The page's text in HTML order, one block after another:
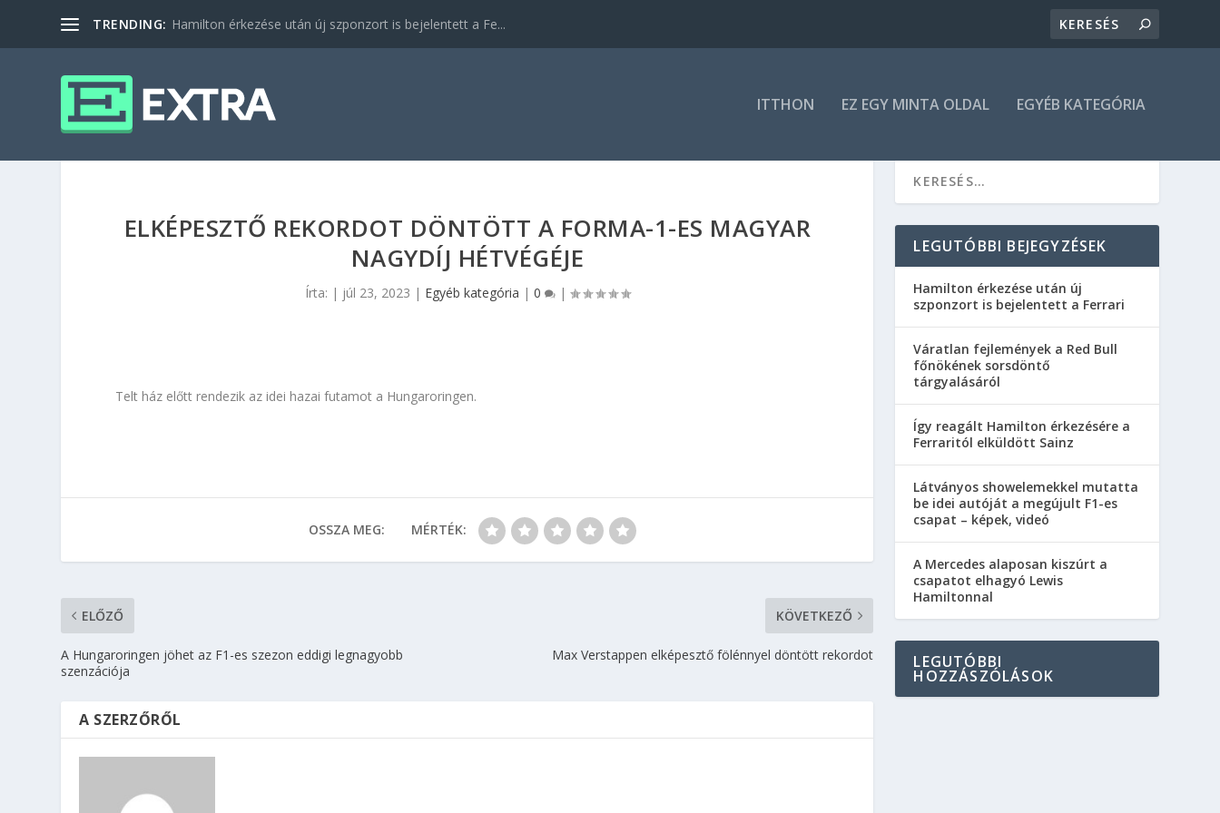
TRENDING: Hamilton érkezése után új szponzort is bejelentett a Fe...
ITTHON EZ EGY MINTA OLDAL EGYÉB KATEGÓRIA
ELKÉPESZTŐ REKORDOT DÖNTÖTT A FORMA-1-ES MAGYAR
NAGYDÍJ HÉTVÉGÉJE
Írta: | júl 23, 2023 | Egyéb kategória | 0 |
Telt ház előtt rendezik az idei hazai futamot a Hungaroringen.
OSSZA MEG: MÉRTÉK:
ELŐZŐ
A Hungaroringen jöhet az F1-es szezon eddigi legnagyobb
szenzációja
KÖVETKEZŐ
Max Verstappen elképesztő fölénnyel döntött rekordot
A SZERZŐRŐL
LEGUTÓBBI BEJEGYZÉSEK
Hamilton érkezése után új
szponzort is bejelentett a Ferrari
Váratlan fejlemények a Red Bull
főnökének sorsdöntő
tárgyalásáról
Így reagált Hamilton érkezésére a
Ferraritól elküldött Sainz
Látványos showelemekkel mutatta
be idei autóját a megújult F1-es
csapat – képek, videó
A Mercedes alaposan kiszúrt a
csapatot elhagyó Lewis
Hamiltonnal
LEGUTÓBBI
HOZZÁSZÓLÁSOK